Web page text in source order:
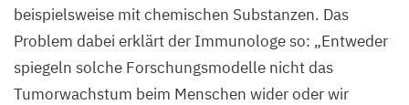
Stromazellen
einschließlich
Immunzellen
(grün).
beispielsweise mit chemischen Substanzen. Das
Problem dabei erklärt der Immunologe so: „Entweder
spiegeln solche Forschungsmodelle nicht das
Tumorwachstum beim Menschen wider oder wir